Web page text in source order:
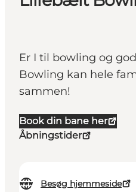
Er I til bowling og
Bowling kan hele
sammen!
Book din bane her
Åbningstider
Besøg hjemmeside